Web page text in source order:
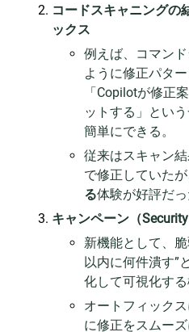
コードスキャニングの
ックス
例えば、コマン
ように修正パタ
「Copilotが修正
ットする」とい
簡単にできる。
従来はスキャン
で修正していたが
る体験が好評だっ
キャンペーン（Security
新機能として、
以内に何件潰す”
化して可視化する
オートフィック
に修正をスムーズ